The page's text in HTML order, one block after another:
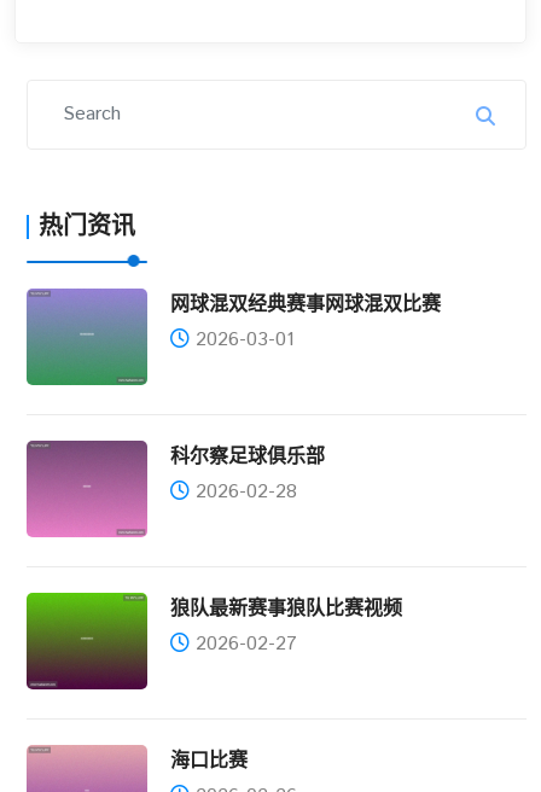
热门资讯
网球混双经典赛事网球混双比赛
2026-03-01
科尔察足球俱乐部
2026-02-28
狼队最新赛事狼队比赛视频
2026-02-27
海口比赛